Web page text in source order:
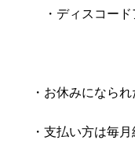
・ディスコード
・お休みになら
・支払い方は毎